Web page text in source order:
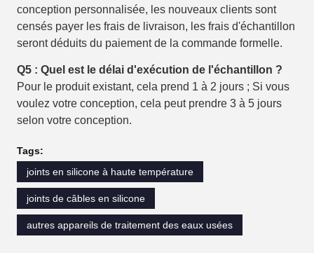
conception personnalisée, les nouveaux clients sont
censés payer les frais de livraison, les frais d'échantillon
seront déduits du paiement de la commande formelle.
Q5 : Quel est le délai d'exécution de l'échantillon ?
Pour le produit existant, cela prend 1 à 2 jours ; Si vous
voulez votre conception, cela peut prendre 3 à 5 jours
selon votre conception.
Tags:
joints en silicone à haute température
joints de câbles en silicone
autres appareils de traitement des eaux usées